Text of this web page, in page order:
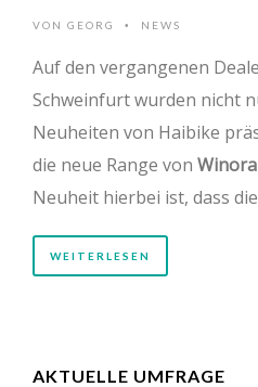
VON GEORG • NEWS
Auf den vergangenen
Schweinfurt wurden nicht
Neuheiten von Haibike
die neue Range von
Neuheit hierbei ist, dass
WEITERLESEN
AKTUELLE UMFRAGE